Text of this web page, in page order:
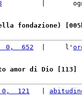
|
fondazione)
0,  652
  |     l'
amor di Dio [113]
121